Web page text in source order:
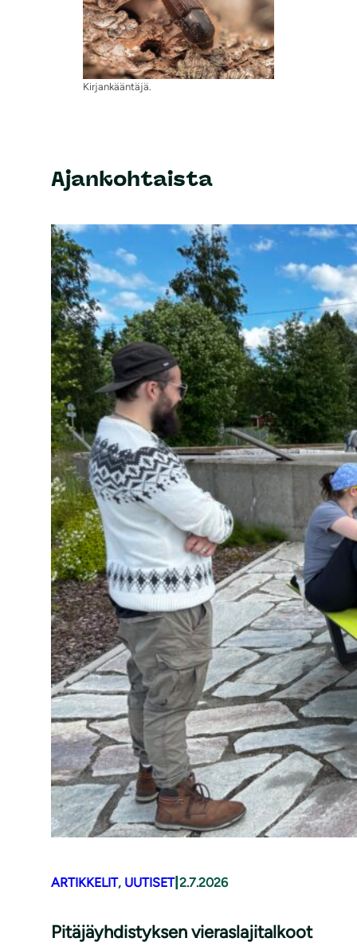
Kirjankääntäjä.
Ajankohtaista
ARTIKKELIT, UUTISET| 2.7.2026
Pitäjäyhdistyksen vieraslajitalkoot